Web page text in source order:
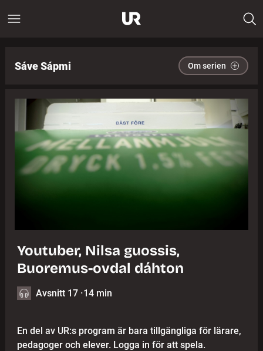
Sáve Sápmi Om serien
Youtuber, Nilsa guossis,
Buoremus-ovdal dáhton
Avsnitt 17 ·14 min
En del av UR:s program är bara tillgängliga för lärare,
pedagoger och elever. Logga in för att spela.